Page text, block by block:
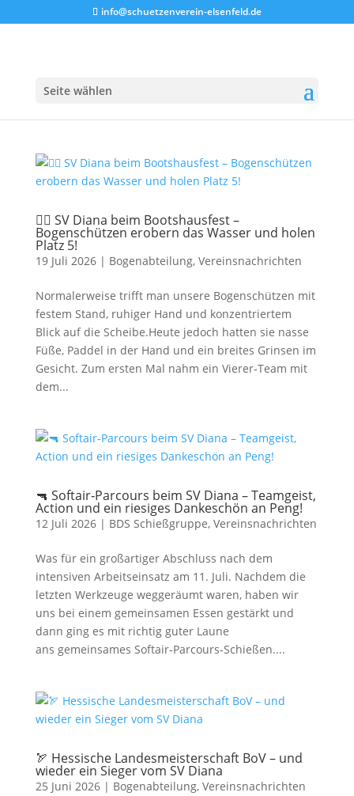
info@schuetzenverein-elsenfeld.de
Seite wählen
🚣‍♂️ SV Diana beim Bootshausfest –
Bogenschützen erobern das Wasser und holen
Platz 5!
19 Juli 2026| Bogenabteilung, Vereinsnachrichten
Normalerweise trifft man unsere Bogenschützen mit
festem Stand, ruhiger Hand und konzentriertem
Blick auf die Scheibe.Heute jedoch hatten sie nasse
Füße, Paddel in der Hand und ein breites Grinsen im
Gesicht. Zum ersten Mal nahm ein Vierer‑Team mit
dem...
🔫 Softair‑Parcours beim SV Diana – Teamgeist,
Action und ein riesiges Dankeschön an Peng!
12 Juli 2026| BDS Schießgruppe, Vereinsnachrichten
Was für ein großartiger Abschluss nach dem
intensiven Arbeitseinsatz am 11. Juli. Nachdem die
letzten Werkzeuge weggeräumt waren, haben wir
uns bei einem gemeinsamen Essen gestärkt und
dann ging es mit richtig guter Laune
ans gemeinsames Softair‑Parcours‑Schießen....
🏹 Hessische Landesmeisterschaft BoV – und
wieder ein Sieger vom SV Diana
25 Juni 2026| Bogenabteilung, Vereinsnachrichten